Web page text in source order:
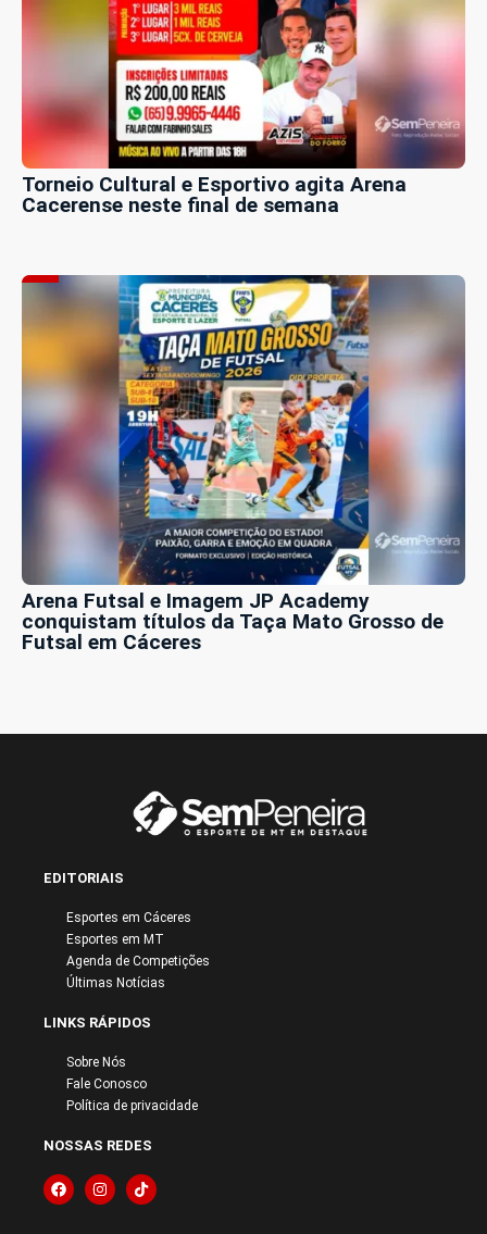
Torneio Cultural e Esportivo agita Arena
Cacerense neste final de semana
Arena Futsal e Imagem JP Academy
conquistam títulos da Taça Mato Grosso de
Futsal em Cáceres
EDITORIAIS
Esportes em Cáceres
Esportes em MT
Agenda de Competições
Últimas Notícias
LINKS RÁPIDOS
Sobre Nós
Fale Conosco
Política de privacidade
NOSSAS REDES